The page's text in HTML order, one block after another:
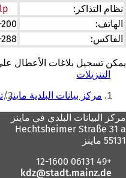
نظام التذاكر:
الهاتف:
الفاكس:
يمكن تسجيل بلاغات الأعطال
التنزيلات
ف
ت
ح
ف
ل
أنت مركز بيانات البلدية ماينز
منطقة
القدم
مركز البيانات البلدي في ماينز
Hechtsheimer Straße 31 a
55131 ماينز
+49 06131 12-1600
kdz
stadt.mainz de